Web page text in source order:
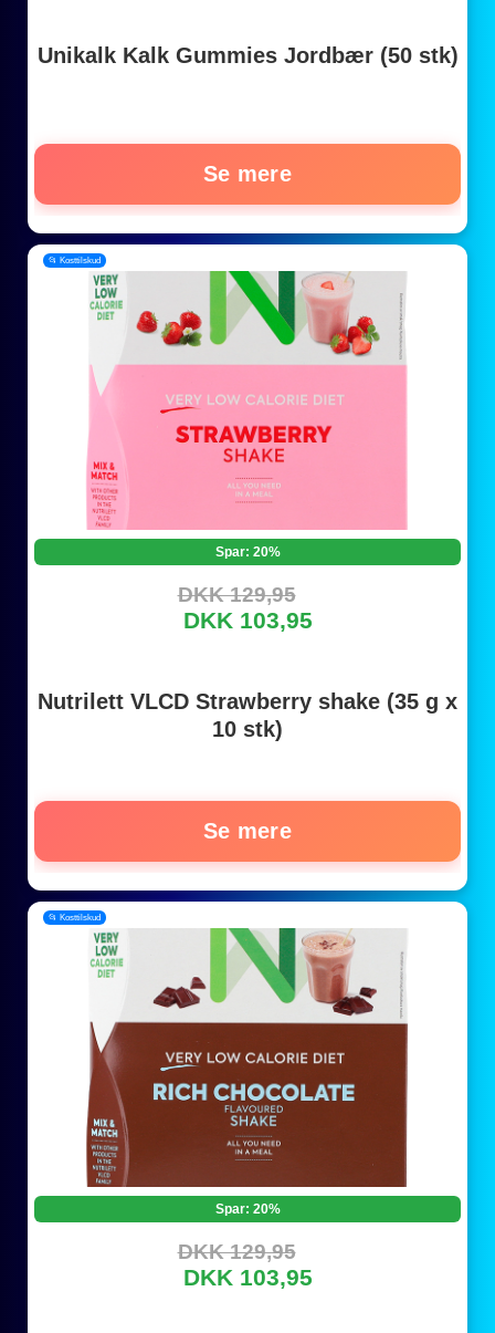
Unikalk Kalk Gummies Jordbær (50 stk)
Se mere
📂 Kosttilskud
Spar: 20%
DKK 129,95
DKK 103,95
Nutrilett VLCD Strawberry shake (35 g x
10 stk)
Se mere
📂 Kosttilskud
Spar: 20%
DKK 129,95
DKK 103,95